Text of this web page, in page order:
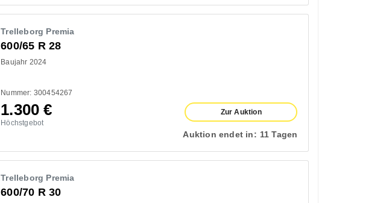
Trelleborg Premia
600/65 R 28
Baujahr 2024
Nummer: 300454267
1.300€
Höchstgebot
Zur Auktion
Auktion endet in: 11 Tagen
Trelleborg Premia
600/70 R 30